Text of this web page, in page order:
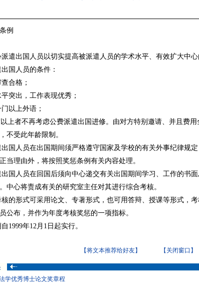
例
遣出国人员以切实提高被派遣人员的学术水平、有效扩大中心
国人员的条件：
合格；
平突出，工作表现优秀；
以上外语；
上者不再考虑公费派遣出国进修。由对方特别邀请、并且费
不受此年龄限制。
国人员在出国期间须严格遵守国家及学校的有关外事纪律规
当理由外，将按照奖惩条例有关内容处理。
国人员在回国后须向中心递交有关出国期间学习、工作的书
中心将责成有关的研究室主任对其进行综合考核。
的形式可采用论文、专著形式，也可用答辩、授课等形式，
公布，并作为年度考核奖惩的一项指标。
1999年12月1日起实行。
【将文本推荐给好友】 【关闭窗口】
学优秀博士论文奖章程